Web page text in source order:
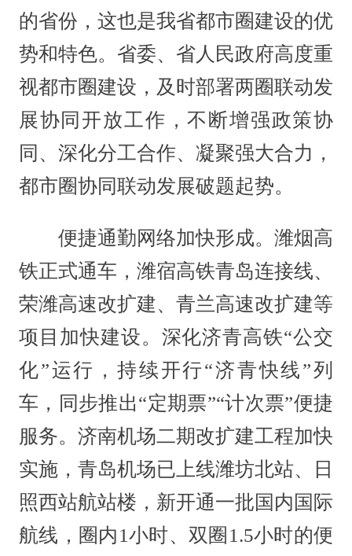
的省份，这也是我省都市圈建设的优
势和特色。省委、省人民政府高度重
视都市圈建设，及时部署两圈联动发
展协同开放工作，不断增强政策协
同、深化分工合作、凝聚强大合力，
都市圈协同联动发展破题起势。
便捷通勤网络加快形成。潍烟高
铁正式通车，潍宿高铁青岛连接线、
荣潍高速改扩建、青兰高速改扩建等
项目加快建设。深化济青高铁“公交
化”运行，持续开行“济青快线”列
车，同步推出“定期票”“计次票”便捷
服务。济南机场二期改扩建工程加快
实施，青岛机场已上线潍坊北站、日
照西站航站楼，新开通一批国内国际
航线，圈内1小时、双圈1.5小时的便